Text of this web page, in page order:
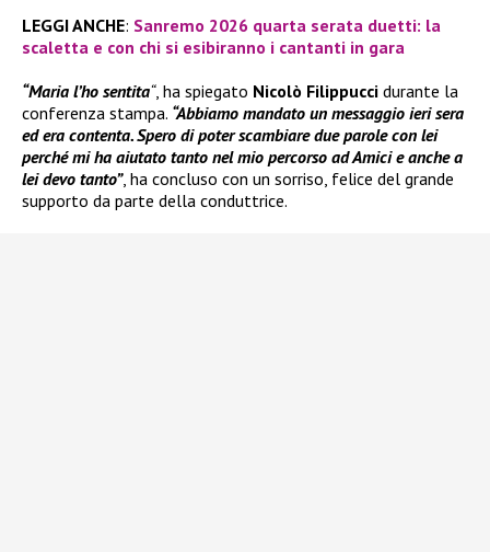
LEGGI ANCHE: Sanremo 2026 quarta serata duetti: la
scaletta e con chi si esibiranno i cantanti in gara
“Maria l’ho sentita“, ha spiegato Nicolò Filippucci durante la
conferenza stampa. “Abbiamo mandato un messaggio ieri sera
ed era contenta. Spero di poter scambiare due parole con lei
perché mi ha aiutato tanto nel mio percorso ad Amici e anche a
lei devo tanto”, ha concluso con un sorriso, felice del grande
supporto da parte della conduttrice.